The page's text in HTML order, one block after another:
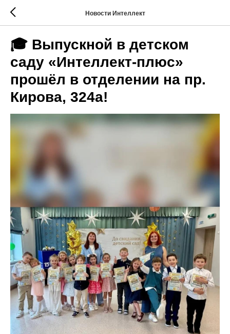
Новости Интеллект
🎓 Выпускной в детском
саду «Интеллект-плюс»
прошёл в отделении на пр.
Кирова, 324а!